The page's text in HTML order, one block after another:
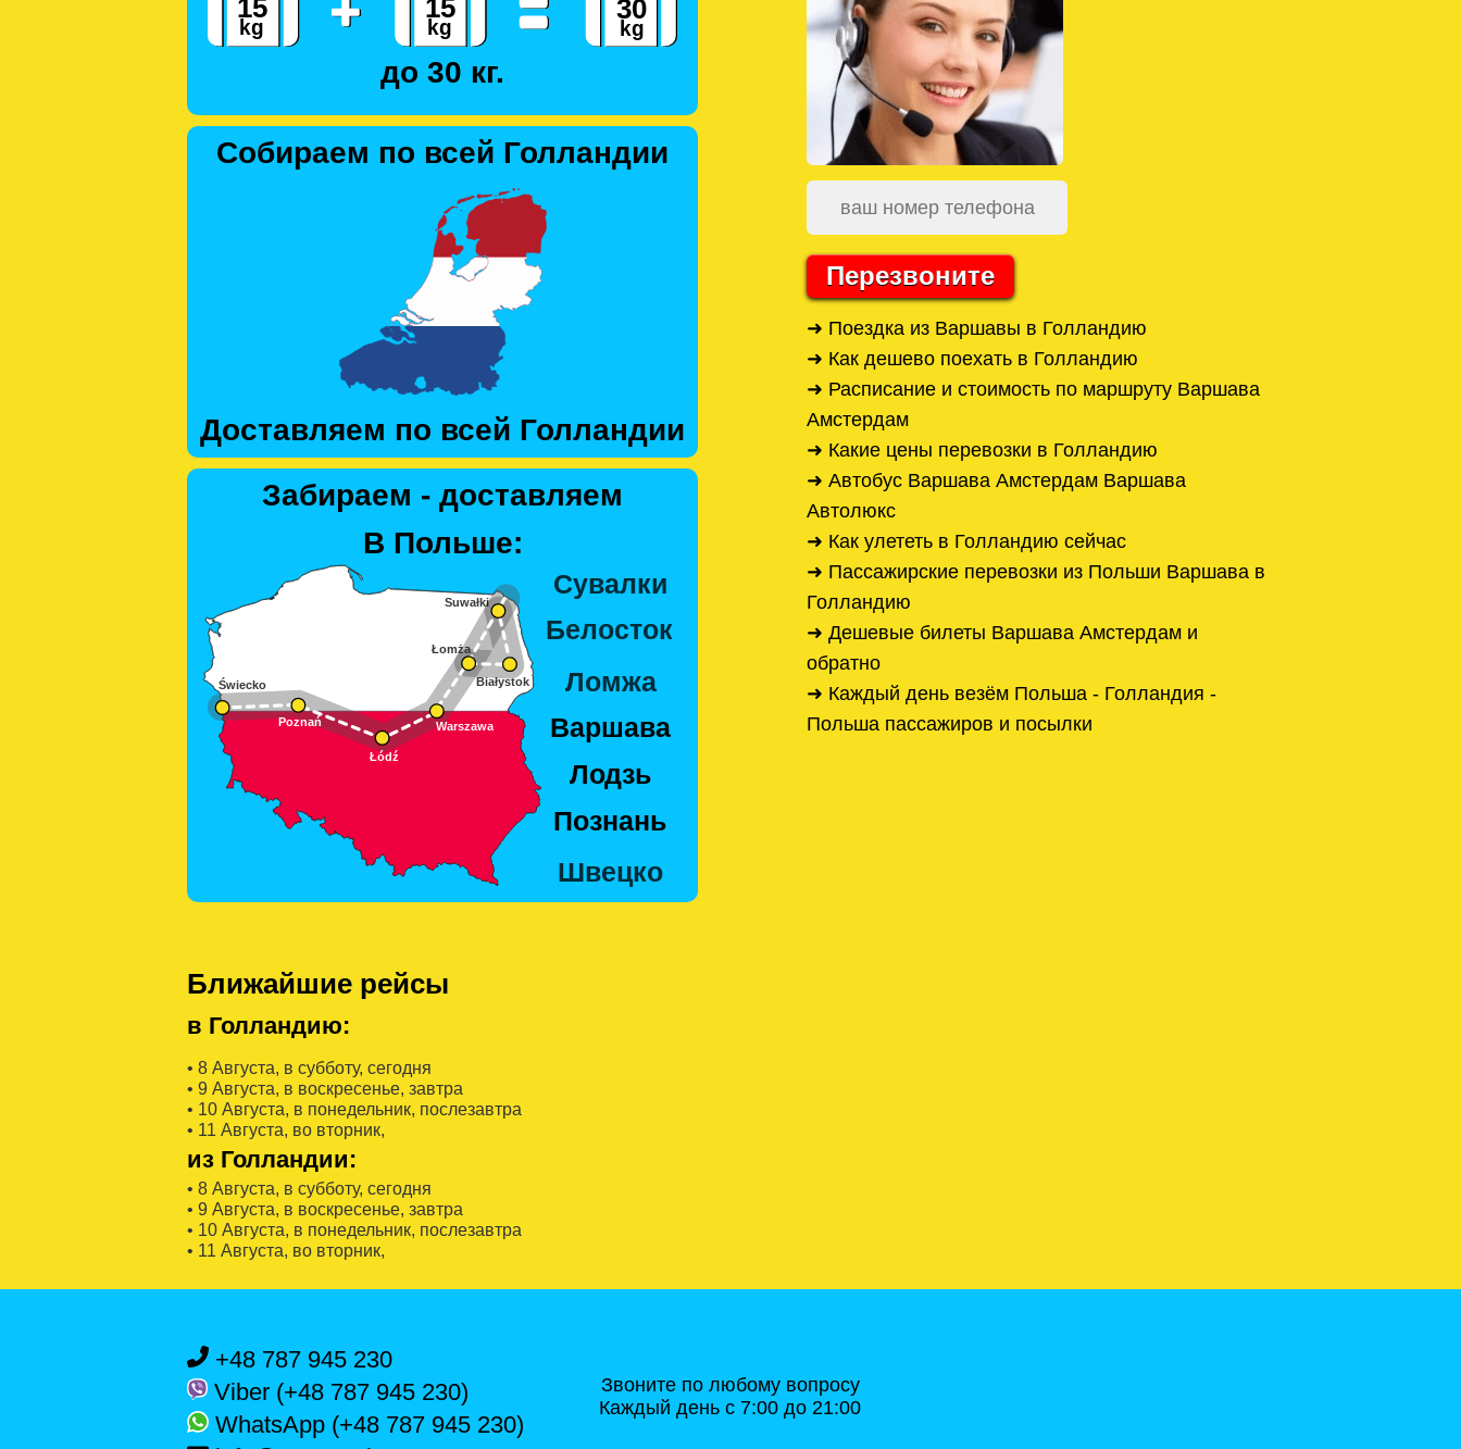
до 30 кг.
Собираем по всей Голландии
Доставляем по всей Голландии
Забираем - доставляем
В Польше:
Ближайшие рейсы
в Голландию:
• 8 Августa, в субботу, сегодня
• 9 Августa, в воскресенье, завтра
• 10 Августa, в понедельник, послезавтра
• 11 Августa, во вторник,
из Голландии:
• 8 Августa, в субботу, сегодня
• 9 Августa, в воскресенье, завтра
• 10 Августa, в понедельник, послезавтра
• 11 Августa, во вторник,
Перезвоните
➜ Поездка из Варшавы в Голландию
➜ Как дешево поехать в Голландию
➜ Расписание и стоимость по маршруту Варшава
Амстердам
➜ Какие цены перевозки в Голландию
➜ Автобус Варшава Амстердам Варшава
Автолюкс
➜ Как улететь в Голландию сейчас
➜ Пассажирские перевозки из Польши Варшава в
Голландию
➜ Дешевые билеты Варшава Амстердам и
обратно
➜ Каждый день везём Польша - Голландия -
Польша пассажиров и посылки
+48 787 945 230
Viber (+48 787 945 230)
WhatsApp (+48 787 945 230)
Звоните по любому вопросу
Каждый день с 7:00 до 21:00